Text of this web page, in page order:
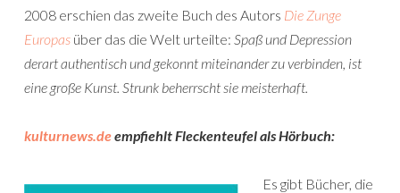
2008 erschien das zweite Buch des Autors Die Zunge
Europas über das die Welt urteilte: Spaß und Depression
derart authentisch und gekonnt miteinander zu verbinden, ist
eine große Kunst. Strunk beherrscht sie meisterhaft.
kulturnews.deempfiehlt Fleckenteufel als Hörbuch:
Es gibt Bücher, die